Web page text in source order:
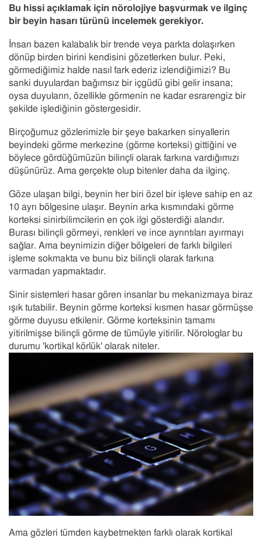
Bu hissi açıklamak için nörolojiye başvurmak ve ilginç
bir beyin hasarı türünü incelemek gerekiyor.
İnsan bazen kalabalık bir trende veya parkta dolaşırken
dönüp birden birini kendisini gözetlerken bulur. Peki,
görmediğimiz halde nasıl fark ederiz izlendiğimizi? Bu
sanki duyulardan bağımsız bir içgüdü gibi gelir insana;
oysa duyuların, özellikle görmenin ne kadar esrarengiz bir
şekilde işlediğinin göstergesidir.
Birçoğumuz gözlerimizle bir şeye bakarken sinyallerin
beyindeki görme merkezine (görme korteksi) gittiğini ve
böylece gördüğümüzün bilinçli olarak farkına vardığımızı
düşünürüz. Ama gerçekte olup bitenler daha da ilginç.
Göze ulaşan bilgi, beynin her biri özel bir işleve sahip en az
10 ayrı bölgesine ulaşır. Beynin arka kısmındaki görme
korteksi sinirbilimcilerin en çok ilgi gösterdiği alandır.
Burası bilinçli görmeyi, renkleri ve ince ayrıntıları ayırmayı
sağlar. Ama beynimizin diğer bölgeleri de farklı bilgileri
işleme sokmakta ve bunu biz bilinçli olarak farkına
varmadan yapmaktadır.
Sinir sistemleri hasar gören insanlar bu mekanizmaya biraz
ışık tutabilir. Beynin görme korteksi kısmen hasar görmüşse
görme duyusu etkilenir. Görme korteksinin tamamı
yitirilmişse bilinçli görme de tümüyle yitirilir. Nörologlar bu
durumu 'kortikal körlük' olarak niteler.
Ama gözleri tümden kaybetmekten farklı olarak kortikal